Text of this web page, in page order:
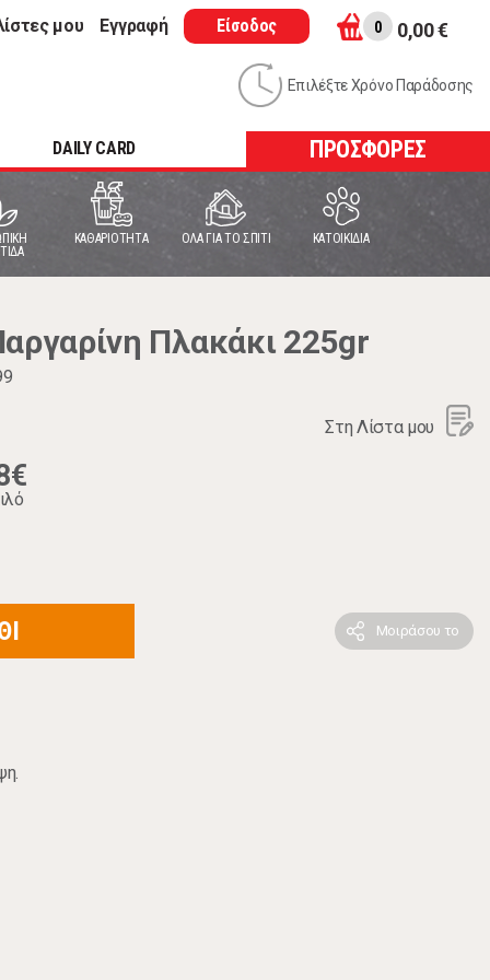
μου Εγγραφή Είσοδος 0 0,00 €
Επιλέξτε Χρόνο Παράδοσης
DAILY CARD ΠΡΟΣΦΟΡΕΣ
ΚΑΘΑΡΙΟΤΗΤΑ ΟΛΑ ΓΙΑ ΤΟ ΣΠΙΤΙ ΚΑΤΟΙΚΙΔΙΑ
Πλακάκι 225gr
Στη Λίστα μου
Μοιράσου το